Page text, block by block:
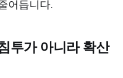
어듭니다.
투가 아니라 확산